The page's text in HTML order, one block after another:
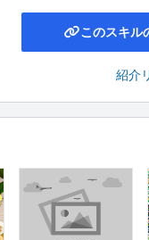
このスキル
紹介